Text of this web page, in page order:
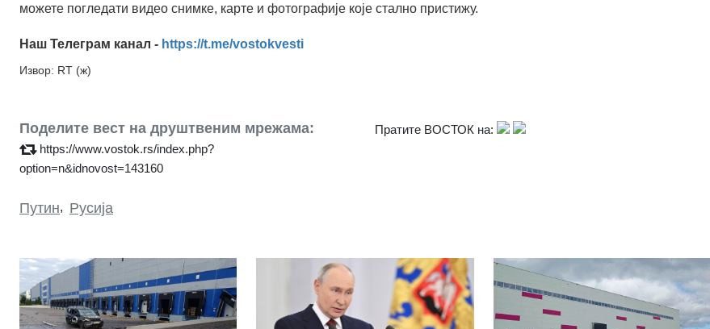
можете погледати видео снимке, карте и фотографије које стално пристижу.
Наш Телеграм канал - https://t.me/vostokvesti
Извор: RT (ж)
Поделите вест на друштвеним мрежама:
https://www.vostok.rs/index.php?
option=n&idnovost=143160
Пратите ВОСТОК на:
Путин, Русија